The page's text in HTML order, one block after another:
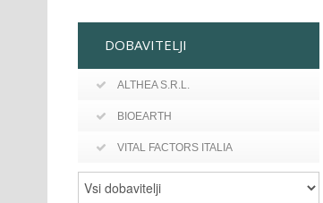
DOBAVITELJI
ALTHEA S.R.L.
BIOEARTH
VITAL FACTORS ITALIA